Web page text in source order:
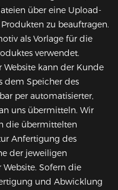
über eine Upload-
zu beauftragen.
als Vorlage für die
verwendet.
kann der Kunde
dem Speicher des
per automatisierter,
uns übermitteln. Wir
die übermittelten
Anfertigung des
der jeweiligen
Sofern die
und Abwicklung